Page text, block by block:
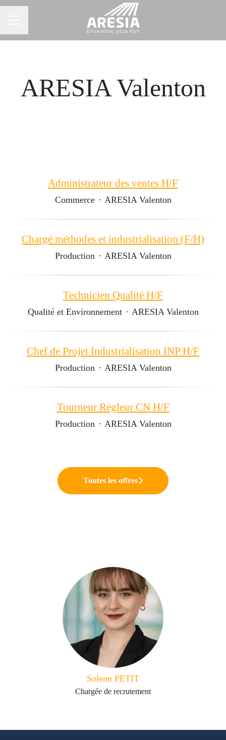
ARESIA Valenton
Administrateur des ventes H/F
Commerce · ARESIA Valenton
Chargé méthodes et industrialisation (F/H)
Production · ARESIA Valenton
Technicien Qualité H/F
Qualité et Environnement · ARESIA Valenton
Chef de Projet Industrialisation INP H/F
Production · ARESIA Valenton
Tourneur Régleur CN H/F
Production · ARESIA Valenton
Toutes les offres
Solenn PETIT
Chargée de recrutement